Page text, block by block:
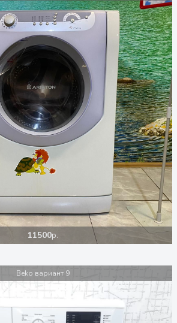
11500р.
Beko вариант 9